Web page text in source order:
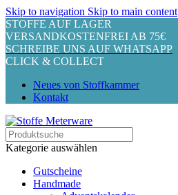
Skip to navigation Skip to main content
STOFFE AUF LAGER
VERSANDKOSTENFREI AB 75€
SCHREIBE UNS AUF WHATSAPP
CLICK & COLLECT
Neues von Stoffkammer
Kontakt
Kategorie auswählen
Gutscheine
Handmade